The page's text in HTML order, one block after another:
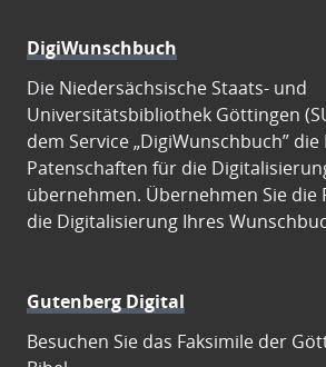
DigiWunschbuch
Die Niedersächsische Staats- und
Universitätsbibliothek Göttingen
dem Service „DigiWunschbuch”
Patenschaften für die
übernehmen. Übernehmen Sie die
die Digitalisierung Ihres
Gutenberg Digital
Besuchen Sie das Faksimile der